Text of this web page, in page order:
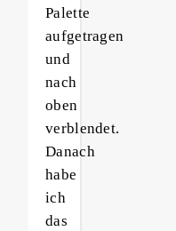
Palette
aufgetragen
und
nach
oben
verblendet.
Danach
habe
ich
das